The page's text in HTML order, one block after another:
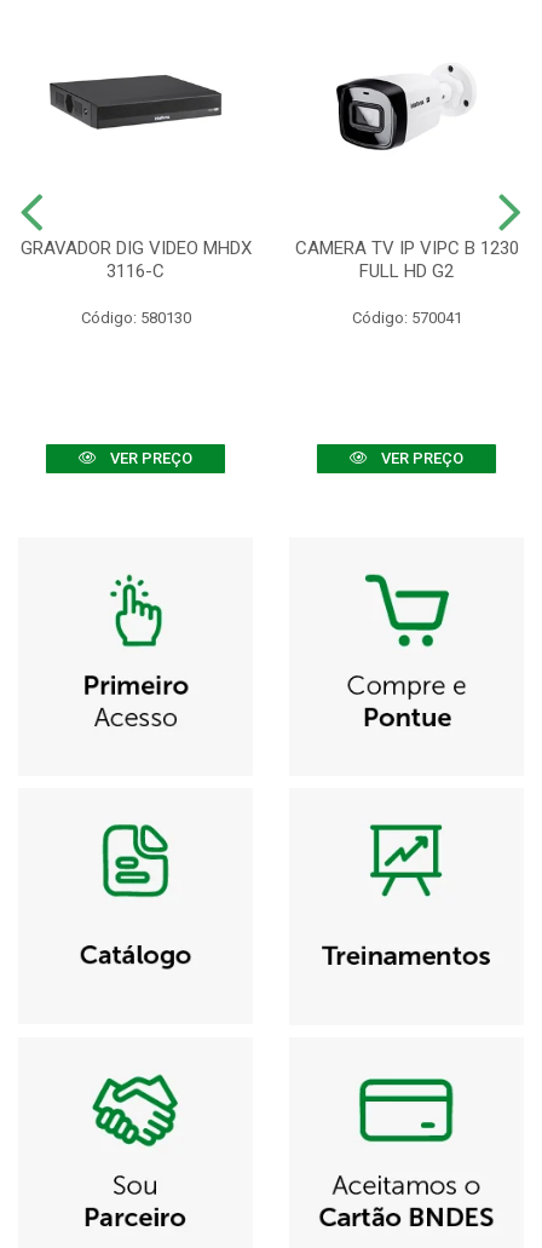
GRAVADOR DIG VIDEO MHDX
3116-C
Código: 580130
VER PREÇO
CAMERA TV IP VIPC B 1230
FULL HD G2
Código: 570041
VER PREÇO